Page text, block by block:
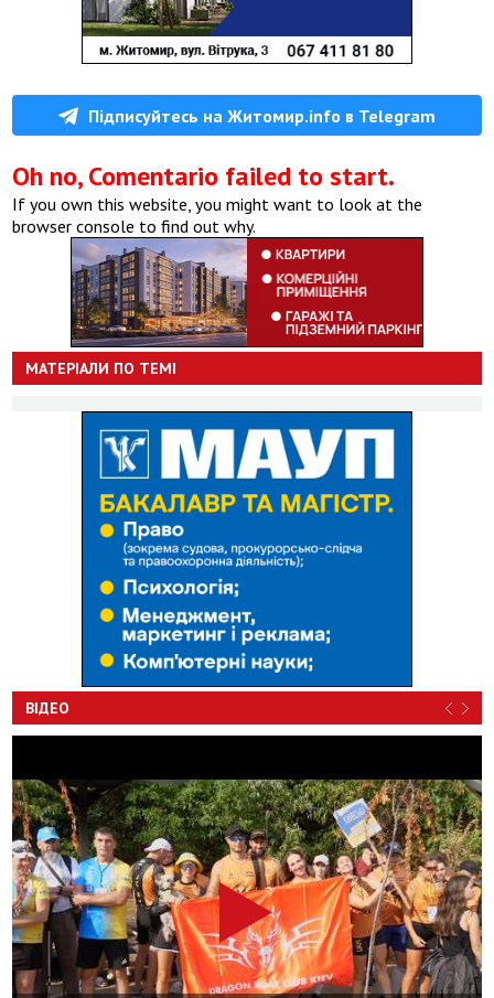
Підписуйтесь на Житомир.info в Telegram
Oh no, Comentario failed to start.
If you own this website, you might want to look at the
browser console to find out why.
МАТЕРІАЛИ ПО ТЕМІ
ВІДЕО